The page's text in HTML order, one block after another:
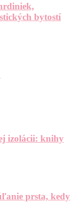
bytostí
izolácii: knihy
prsta, kedy